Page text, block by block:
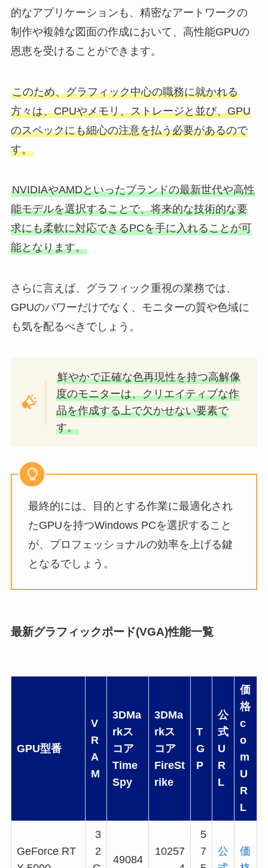
的なアプリケーションも、精密なアートワークの
制作や複雑な図面の作成において、高性能GPUの
恩恵を受けることができます。
このため、グラフィック中心の職務に就かれる
方々は、CPUやメモリ、ストレージと並び、GPU
のスペックにも細心の注意を払う必要があるので
す。
NVIDIAやAMDといったブランドの最新世代や高性
能モデルを選択することで、将来的な技術的な要
求にも柔軟に対応できるPCを手に入れることが可
能となります。
さらに言えば、グラフィック重視の業務では、
GPUのパワーだけでなく、モニターの質や色域に
も気を配るべきでしょう。
鮮やかで正確な色再現性を持つ高解像
度のモニターは、クリエイティブな作
品を作成する上で欠かせない要素で
す。
最終的には、目的とする作業に最適化され
たGPUを持つWindows PCを選択すること
が、プロフェッショナルの効率を上げる鍵
となるでしょう。
最新グラフィックボード(VGA)性能一覧
GPU型番
V
R
A
M
3DMa
rkス
コア
Time
Spy
3DMa
rkス
コア
FireSt
rike
T
G
P
公
式
U
R
L
価
格
c
o
m
U
R
L
GeForce RT
3
2
49084
10257
5
7
公
価